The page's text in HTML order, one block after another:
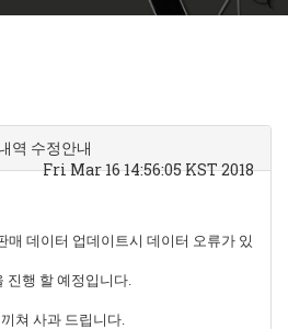
역 수정안내
Fri Mar 16 14:56:05 KST 2018
매 데이터 업데이트시 데이터 오류가 있
진행 할 예정입니다.
쳐 사과 드립니다.